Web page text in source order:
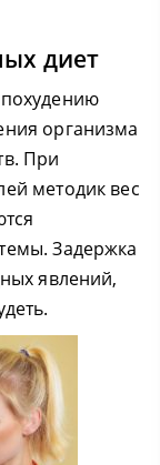
диет
организма
При
методик вес
Задержка
явлений,